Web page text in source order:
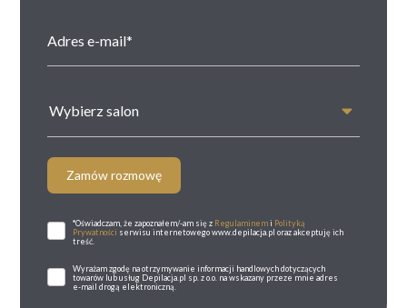
Wybierz salon
Zamów rozmowę
*Oświadczam, że zapoznałem/-am się z Regulaminemi Polityką
Prywatności serwisu internetowego www.depilacja.pl oraz akceptuję ich
treść.
Wyrażam zgodę na otrzymywanie informacji handlowych dotyczących
towarów lub usług Depilacja.pl sp. z o.o. na wskazany przeze mnie adres
e-mail drogą elektroniczną.